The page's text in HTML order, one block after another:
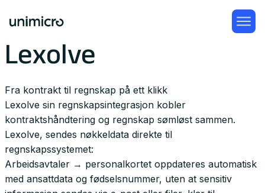
Lexolve
Fra kontrakt til regnskap på ett klikk
Lexolve sin regnskapsintegrasjon kobler
kontraktshåndtering og regnskap sømløst sammen.
Lexolve, sendes nøkkeldata direkte til
regnskapssystemet:
Arbeidsavtaler → personalkortet oppdateres automatisk
med ansattdata og fødselsnummer, uten at sensitiv